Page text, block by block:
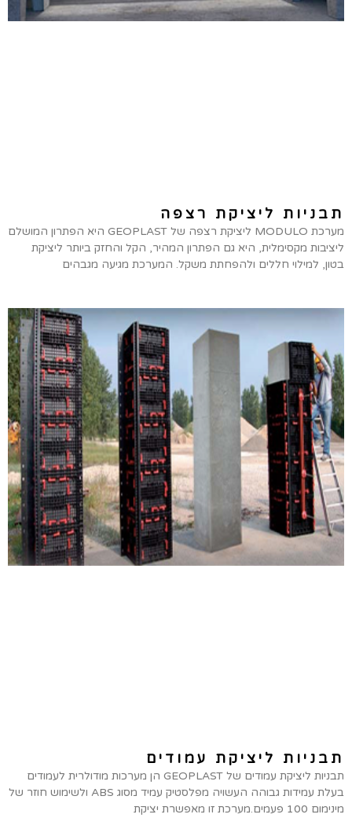
תבניות ליציקת רצפה
מערכת MODULO ליציקת רצפה של GEOPLAST היא הפתרון המושלם
ליציבות מקסימלית, היא גם הפתרון המהיר, הקל והחזק ביותר ליציקת
בטון, למילוי חללים ולהפחתת משקל. המערכת מגיעה מגבהים
תבניות ליציקת עמודים
תבניות ליציקת עמודים של GEOPLAST הן מערכות מודולרית לעמודים
בעלת עמידות גבוהה העשויה מפלסטיק עמיד מסוג ABS ולשימוש חוזר של
מינימום 100 פעמים.מערכת זו מאפשרת יציקת